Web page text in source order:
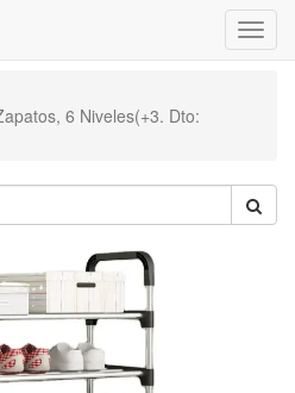
Menú
de
6 Niveles(+3. Dto: